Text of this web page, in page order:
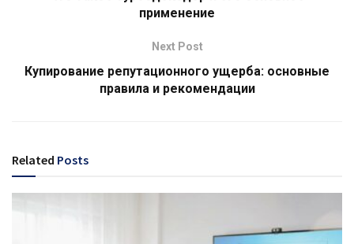
применение
Next Post
Купирование репутационного ущерба: основные
правила и рекомендации
Related Posts